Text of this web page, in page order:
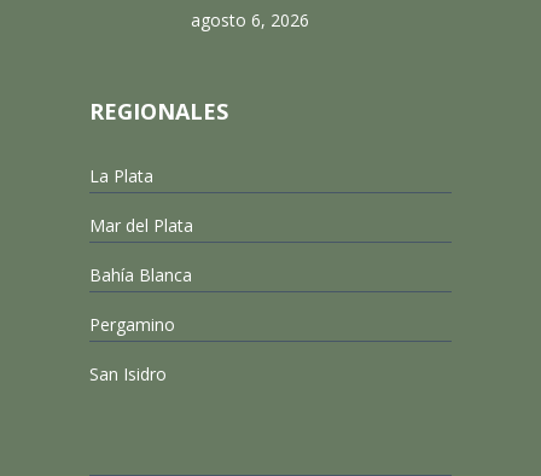
agosto 6, 2026
REGIONALES
La Plata
Mar del Plata
Bahía Blanca
Pergamino
San Isidro